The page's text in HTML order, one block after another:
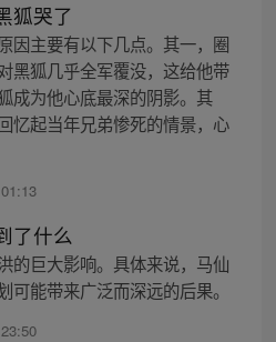
狐哭了
因主要有以下几点。其一，圈
黑狐几乎全军覆没，这给他带
成为他心底最深的阴影。其
忆起当年兄弟惨死的情景，心
了什么
的巨大影响。具体来说，马仙
能带来广泛而深远的后果。